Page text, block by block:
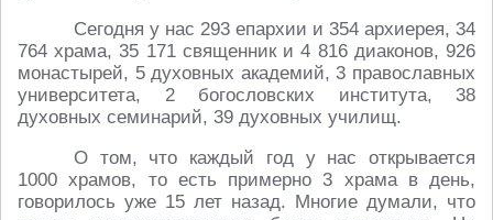
Сегодня у нас 293 епархии и 354 архиерея, 34
764 храма, 35 171 священник и 4 816 диаконов, 926
монастырей, 5 духовных академий, 3 православных
университета, 2 богословских института, 38
духовных семинарий, 39 духовных училищ.
О том, что каждый год у нас открывается
1000 храмов, то есть примерно 3 храма в день,
говорилось уже 15 лет назад. Многие думали, что